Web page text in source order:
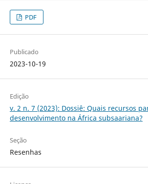
PDF
Publicado
2023-10-19
Edição
v. 2 n. 7 (2023): Dossiê: Quais recursos
desenvolvimento na África subsaariana?
Seção
Resenhas